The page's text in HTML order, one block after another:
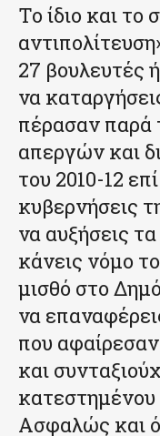
Το ίδιο και
27 βουλευτές
να
πέρασαν παρά
απεργών και
του 2010-12
κυβερνήσεις
να αυξήσεις
κάνεις νόμο
μισθό στο
να
που
και
κατεστημένου
Ασφαλώς και